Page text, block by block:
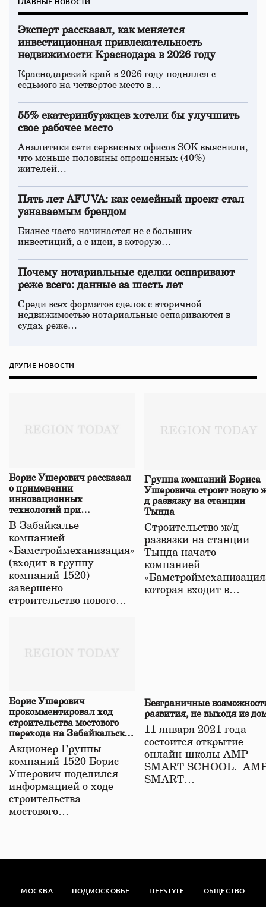
Эксперт рассказал, как меняется
инвестиционная привлекательность
недвижимости Краснодара в 2026 году
Краснодарский край в 2026 году поднялся с
седьмого на четвертое место в…
55% екатеринбуржцев хотели бы улучшить
свое рабочее место
Аналитики сети сервисных офисов SOK выяснили,
что меньше половины опрошенных (40%)
жителей…
Пять лет AFUVA: как семейный проект стал
узнаваемым брендом
Бизнес часто начинается не с больших
инвестиций, а с идеи, в которую…
Почему нотариальные сделки оспаривают
реже всего: данные за шесть лет
Среди всех форматов сделок с вторичной
недвижимостью нотариальные оспариваются в
судах реже…
ДРУГИЕ НОВОСТИ
Борис Ушерович рассказал
о применении
инновационных
технологий при
строительстве нового моста
в Забайкалье
В Забайкалье
компанией
«Бамстроймеханизация»
(входит в группу
компаний 1520)
завершено
строительство нового…
Группа компаний Бориса
Ушеровича строит новую
д развязку на станции
Тында
Строительство ж/д
развязки на станции
Тында начато
компанией
которая входит в…
Борис Ушерович
прокомментировал ход
строительства мостового
перехода на Забайкальской
железной дороге
Акционер Группы
компаний 1520 Борис
Ушерович поделился
информацией о ходе
строительства
мостового…
Безграничные
развития, не выходя из
11 января 2021 года
состоится открытие
онлайн-школы АМР
SMART SCHOOL.
SMART…
МОСКВА ПОДМОСКОВЬЕ LIFESTYLE ОБЩЕСТВО